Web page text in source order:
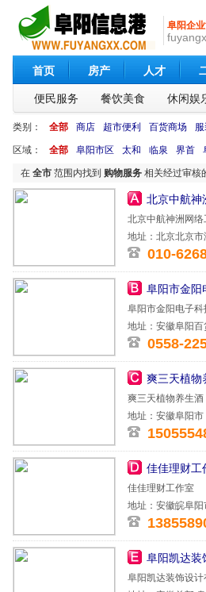
阜阳企
首页 房产 人才
便民服务 餐饮美食 休闲娱
类别： 全部 商店 超市便利 百货商场
区域： 全部 阜阳市区 太和 临泉 界首
在 全市 范围内找到 购物服务 相关经过审核
北京中航神
北京中航神洲网络
地址：北京北京
010-
阜阳市金阳
阜阳市金阳电子科
地址：安徽阜阳
0558-
爽三天植物
爽三天植物养生酒
地址：安徽阜阳市
佳佳理财工
佳佳理财工作室
地址：安徽皖阜
阜阳凯达装
阜阳凯达装饰设计